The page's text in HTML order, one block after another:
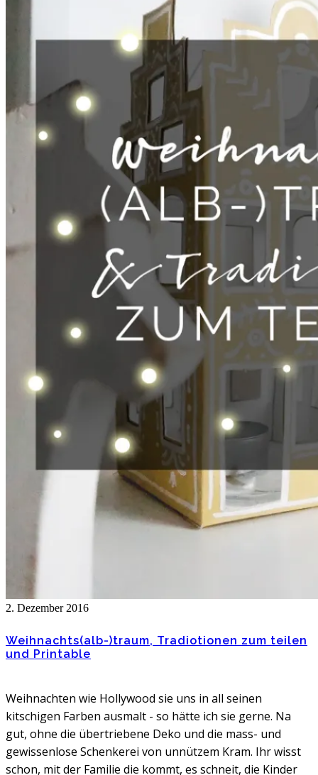
2. Dezember 2016
Weihnachts(alb-)traum, Tradiotionen zum teilen
und Printable
Weihnachten wie Hollywood sie uns in all seinen
kitschigen Farben ausmalt - so hätte ich sie gerne. Na
gut, ohne die übertriebene Deko und die mass- und
gewissenlose Schenkerei von unnützem Kram. Ihr wisst
schon, mit der Familie die kommt, es schneit, die Kinder